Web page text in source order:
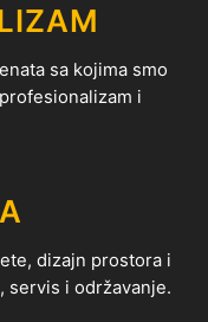
sa kojima smo
i
dizajn prostora i
servis i održavanje.